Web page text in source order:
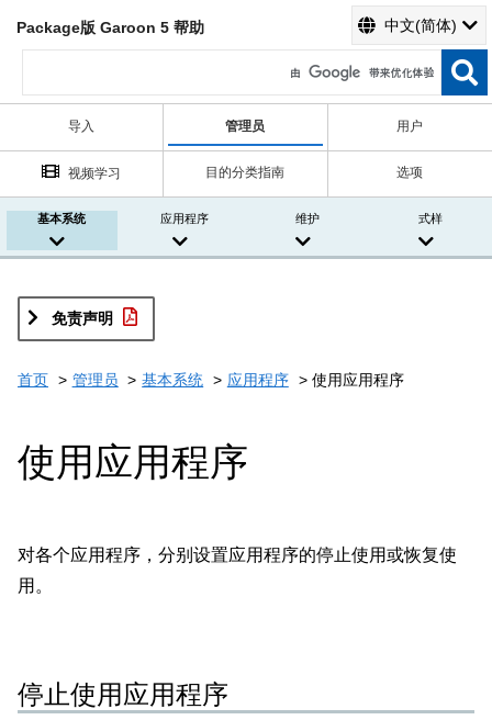
Package版 Garoon 5 帮助 中文(简体)
导入 管理员 用户
视频学习 目的分类指南 选项
基本系统 应用程序 维护 式样
免责声明
首页 管理员 基本系统 应用程序 使用应用程序
使用应用程序
对各个应用程序，分别设置应用程序的停止使用或恢复使
用。
停止使用应用程序